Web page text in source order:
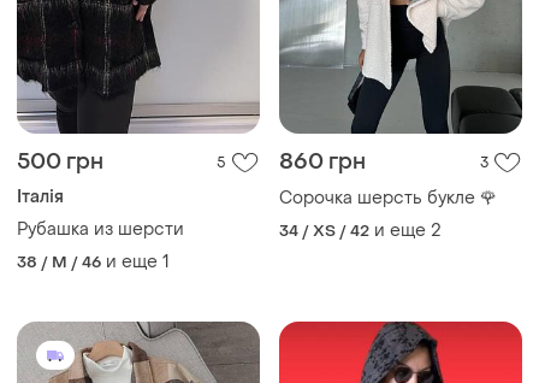
500 грн 5
Італія
Рубашка из шерсти
38 / M / 46 и еще 1
860 грн 3
Сорочка шерсть букле 🌹
34 / XS / 42 и еще 2